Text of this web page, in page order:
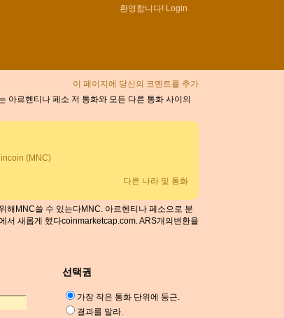
환영합니다! Login
이 페이지에 당신의 코멘트를 추가
아르헨티나 페소 저 통화와 모든 다른 통화 사이의
(MNC)
다른 나라 및 통화
해MNC쓸 수 있는다MNC. 아르헨티나 페소으로 분
서 새롭게 했다coinmarketcap.com. ARS개의변환율
선택권
가장 작은 통화 단위에 둥근.
결과를 말라.